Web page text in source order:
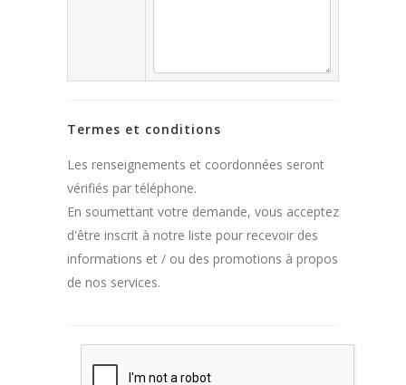
Termes et conditions
Les renseignements et coordonnées seront
vérifiés par téléphone.
En soumettant votre demande, vous acceptez
d'être inscrit à notre liste pour recevoir des
informations et / ou des promotions à propos
de nos services.